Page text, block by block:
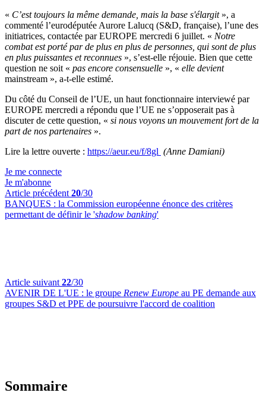
« C’est toujours la même demande, mais la base s'élargit », a
commenté l’eurodéputée Aurore Lalucq (S&D, française), l’une des
initiatrices, contactée par EUROPE mercredi 6 juillet. « Notre
combat est porté par de plus en plus de personnes, qui sont de plus
en plus puissantes et reconnues », s’est-elle réjouie. Bien que cette
question ne soit « pas encore consensuelle », « elle devient
mainstream », a-t-elle estimé.
Du côté du Conseil de l’UE, un haut fonctionnaire interviewé par
EUROPE mercredi a répondu que l’UE ne s’opposerait pas à
discuter de cette question, « si nous voyons un mouvement fort de la
part de nos partenaires ».
Lire la lettre ouverte : https://aeur.eu/f/8gl (Anne Damiani)
Je me connecte
Je m'abonne
Article précédent 20/30
BANQUES : la Commission européenne énonce des critères
permettant de définir le 'shadow banking'
Article suivant 22/30
AVENIR DE L'UE : le groupe Renew Europe au PE demande aux
groupes S&D et PPE de poursuivre l'accord de coalition
Sommaire